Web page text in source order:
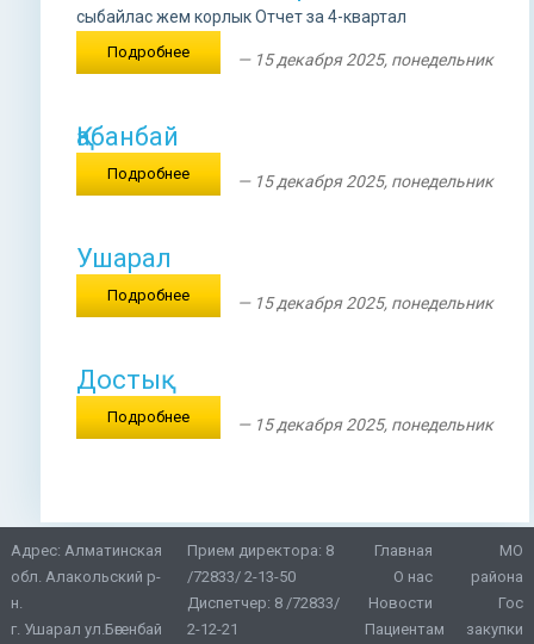
сыбайлас жем корлык Отчет за 4-квартал
Подробнее — 15 декабря 2025, понедельник
Қабанбай
Подробнее — 15 декабря 2025, понедельник
Ушарал
Подробнее — 15 декабря 2025, понедельник
Достық
Подробнее — 15 декабря 2025, понедельник
Адрес: Алматинская
обл. Алакольский р-
н.
г. Ушарал ул.Бөгенбай
Прием директора: 8
/72833/ 2-13-50
Диспетчер: 8 /72833/
2-12-21
Главная
О нас
Новости
Пациентам
МО
района
Гос
закупки